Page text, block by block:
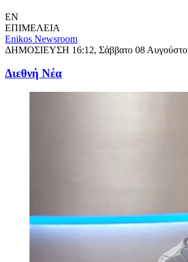
EN
ΕΠΙΜΕΛΕΙΑ
Enikos Newsroom
ΔΗΜΟΣΙΕΥΣΗ 16:12, Σάββατο 08
Διεθνή Νέα